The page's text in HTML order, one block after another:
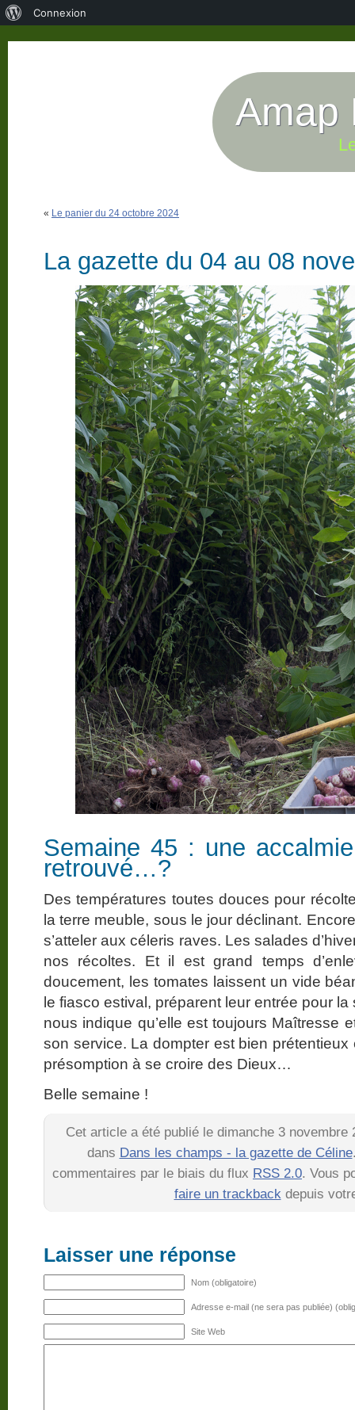
Amap
« Le panier du 24 octobre 2024
La gazette du 04 au 08
Semaine 45 : une
retrouvé…?
Des températures toutes douces pour
la terre meuble, sous le jour déclinant.
s’atteler aux céleris raves. Les salades
nos récoltes. Et il est grand temps
doucement, les tomates laissent un vide
le fiasco estival, préparent leur entrée pour
nous indique qu’elle est toujours Maîtresse
son service. La dompter est bien
présomption à se croire des Dieux…
Belle semaine !
Cet article a été publié le dimanche 3
dans Dans les champs - la gazette de Céline
commentaires par le biais du flux RSS 2.0. Vous
faire un trackbackdepuis
Laisser une réponse
Nom (obligatoire)
Adresse e-mail (ne sera pas publiée)
Site Web
Connexion